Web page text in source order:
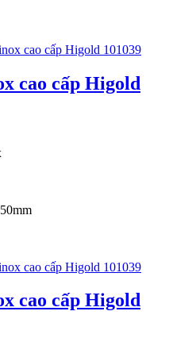
cao cấp Higold
cao cấp Higold